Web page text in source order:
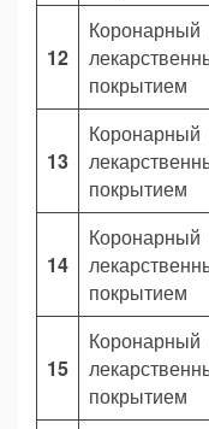
12
Коронарный
покрытием
13
Коронарный
покрытием
14
Коронарный
покрытием
15
Коронарный
покрытием